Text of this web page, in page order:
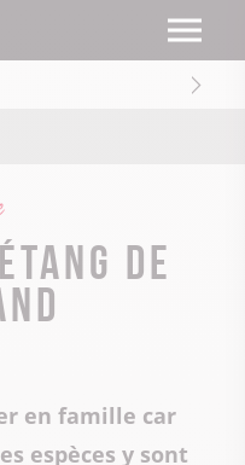
de
en famille car
espèces y sont